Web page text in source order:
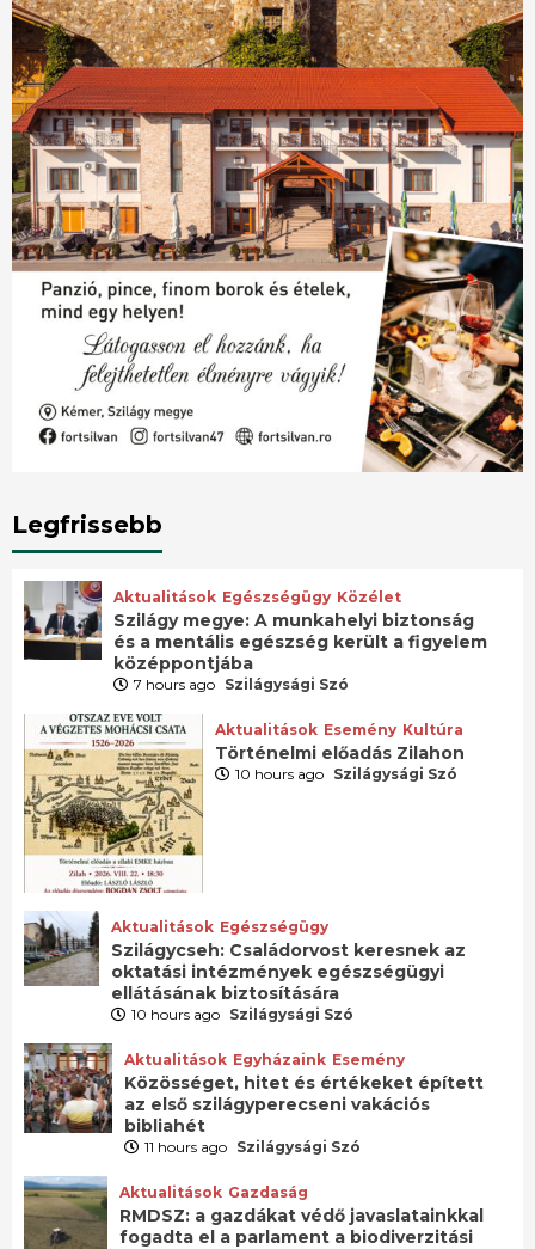
Legfrissebb
Aktualitások Egészségügy Közélet
Szilágy megye: A munkahelyi biztonság
és a mentális egészség került a figyelem
középpontjába
7 hours ago Szilágysági Szó
Aktualitások Esemény Kultúra
Történelmi előadás Zilahon
10 hours ago Szilágysági Szó
Aktualitások Egészségügy
Szilágycseh: Családorvost keresnek az
oktatási intézmények egészségügyi
ellátásának biztosítására
10 hours ago Szilágysági Szó
Aktualitások Egyházaink Esemény
Közösséget, hitet és értékeket épített
az első szilágyperecseni vakációs
bibliahét
11 hours ago Szilágysági Szó
Aktualitások Gazdaság
RMDSZ: a gazdákat védő javaslatainkkal
fogadta el a parlament a biodiverzitási